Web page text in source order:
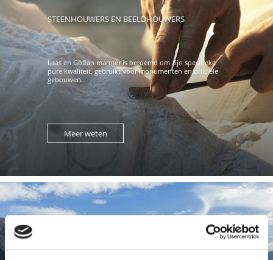
STEENHOUWERS EN BEELDHOUWERS
Laas en Göflan marmer is beroemd om zijn specifieke
pure kwaliteit, gebruikt voor monumenten en officiële
gebouwen.
Meer weten